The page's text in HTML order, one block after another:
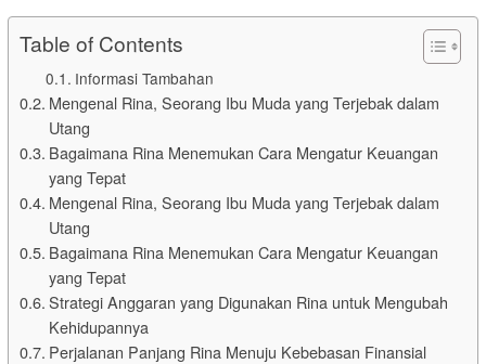
Table of Contents
Informasi Tambahan
Mengenal Rina, Seorang Ibu Muda yang Terjebak dalam
Utang
Bagaimana Rina Menemukan Cara Mengatur Keuangan
yang Tepat
Mengenal Rina, Seorang Ibu Muda yang Terjebak dalam
Utang
Bagaimana Rina Menemukan Cara Mengatur Keuangan
yang Tepat
Strategi Anggaran yang Digunakan Rina untuk Mengubah
Kehidupannya
Perjalanan Panjang Rina Menuju Kebebasan Finansial